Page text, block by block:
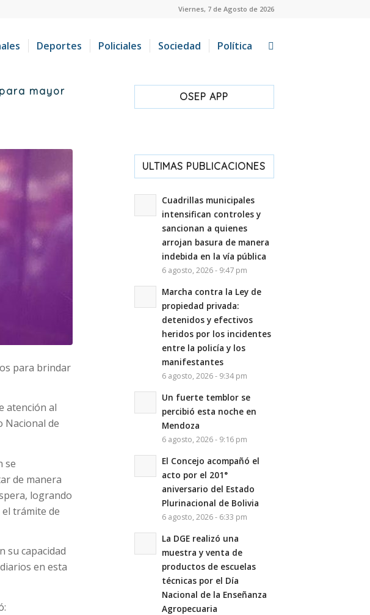
Viernes, 7 de Agosto de 2026
Deportes Policiales Sociedad Política
mayor
para brindar
atención al
Nacional de
se
de manera
logrando
trámite de
su capacidad
en esta
OSEP APP
ULTIMAS PUBLICACIONES
Cuadrillas municipales
intensifican controles y
sancionan a quienes
arrojan basura de manera
indebida en la vía pública
6 agosto, 2026 - 9:47 pm
Marcha contra la Ley de
propiedad privada:
detenidos y efectivos
heridos por los incidentes
entre la policía y los
manifestantes
6 agosto, 2026 - 9:34 pm
Un fuerte temblor se
percibió esta noche en
Mendoza
6 agosto, 2026 - 9:16 pm
El Concejo acompañó el
acto por el 201°
aniversario del Estado
Plurinacional de Bolivia
6 agosto, 2026 - 6:33 pm
La DGE realizó una
muestra y venta de
productos de escuelas
técnicas por el Día
Nacional de la Enseñanza
Agropecuaria